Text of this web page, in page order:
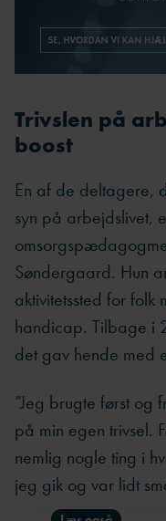
Trivslen på
boost
En af de deltagere,
syn på arbejdslivet,
Søndergaard. Hun
aktivitetssted for folk
handicap. Tilbage i
det gav hende med
”Jeg brugte først og
på min egen trivsel.
nemlig nogle ting i
jeg gik og var lidt